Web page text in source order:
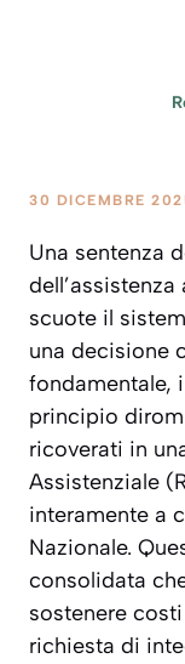
30 DICEMBRE
Una sentenza
scuote il
una decisione
fondamentale,
principio
ricoverati in
Assistenziale
interamente a
Nazionale.
consolidata
sostenere
richiesta di